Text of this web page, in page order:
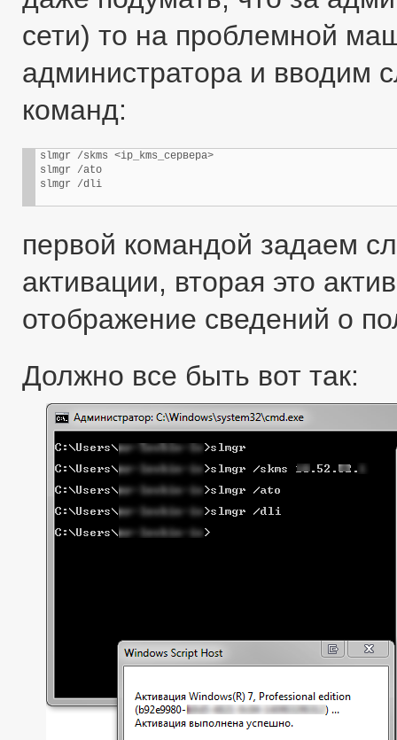
сети) то на проблемной
администратора и вводим
команд:
slmgr /skms <ip_kms_сервера>
slmgr /ato
slmgr /dli
первой командой задаем
активации, вторая это
отображение сведений о
Должно все быть вот так: